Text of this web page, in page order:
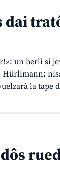
dai
un berli si
la